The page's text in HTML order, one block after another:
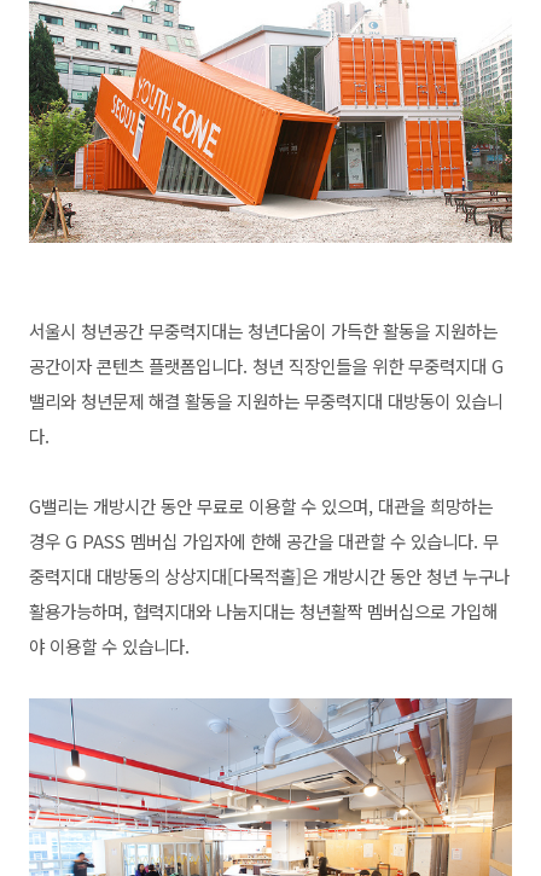
서울시 청년공간 무중력지대는 청년다움이 가득한 활동을 지원하는
공간이자 콘텐츠 플랫폼입니다. 청년 직장인들을 위한 무중력지대 G
밸리와 청년문제 해결 활동을 지원하는 무중력지대 대방동이 있습니
다.
G밸리는 개방시간 동안 무료로 이용할 수 있으며, 대관을 희망하는
경우 G PASS 멤버십 가입자에 한해 공간을 대관할 수 있습니다. 무
중력지대 대방동의 상상지대[다목적홀]은 개방시간 동안 청년 누구나
활용가능하며, 협력지대와 나눔지대는 청년활짝 멤버십으로 가입해
야 이용할 수 있습니다.